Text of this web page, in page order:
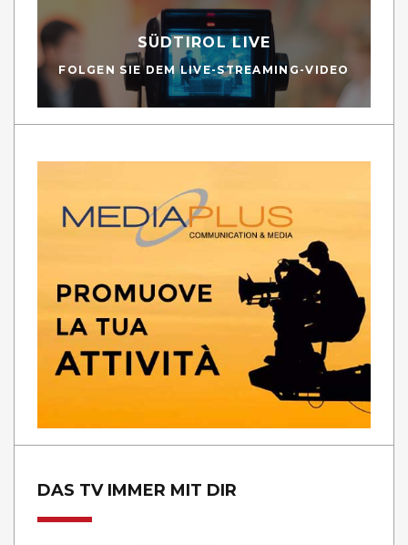
SÜDTIROL LIVE
FOLGEN SIE DEM LIVE-STREAMING-VIDEO
DAS TV IMMER MIT DIR